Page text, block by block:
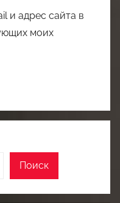
и адрес сайта в
моих
Поиск